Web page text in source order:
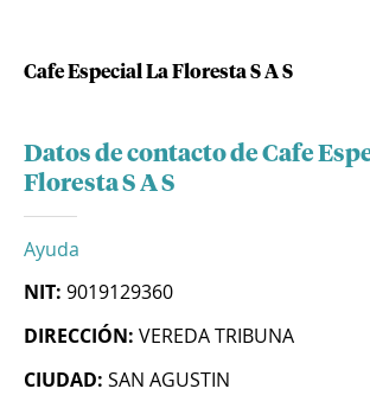
Cafe Especial La Floresta S A S
Datos de contacto de Cafe
Floresta S A S
Ayuda
NIT: 9019129360
DIRECCIÓN: VEREDA TRIBUNA
CIUDAD: SAN AGUSTIN